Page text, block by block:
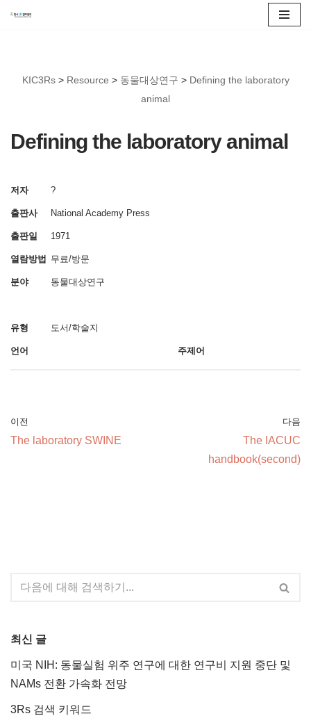
너
뛰
KIC3Rs> Resource > 동물대상연구 > Defining the laboratory
animal
Defining the laboratory animal
저자 ?
출판사 National Academy Press
출판일 1971
열람방법 무료/방문
분야 동물대상연구
유형 도서/학술지
언어 주제어
이전
The laboratory SWINE
다음
The IACUC
handbook(second)
최신 글
미국 NIH: 동물실험 위주 연구에 대한 연구비 지원 중단 및
NAMs 전환 가속화 전망
3Rs 검색 키워드